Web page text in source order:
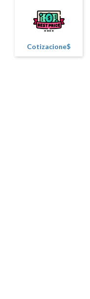
Cotizacione$